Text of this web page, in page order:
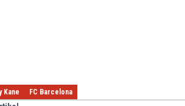
Kane FC Barcelona